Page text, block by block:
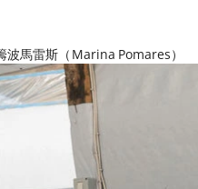
馬雷斯（Marina Pomares）